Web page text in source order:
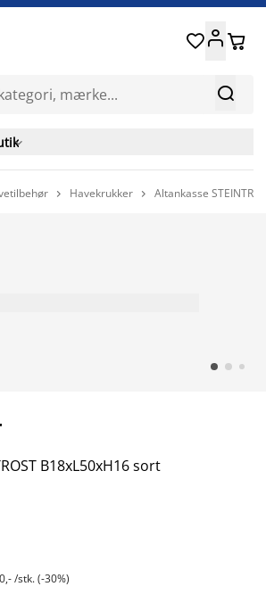

 

 Havekrukker  Altankasse
B18xL50xH16 sort
/stk. (-30%)